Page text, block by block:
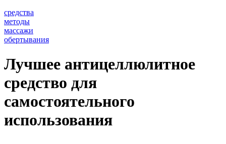
средства
методы
массажи
обертывания
Лучшее антицеллюлитное
средство для
самостоятельного
использования